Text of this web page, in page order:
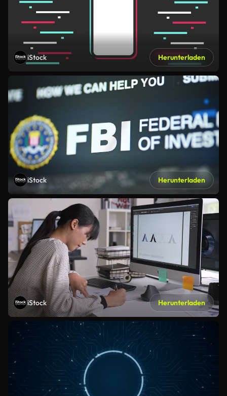
iStock Herunterladen
iStock Herunterladen
iStock Herunterladen